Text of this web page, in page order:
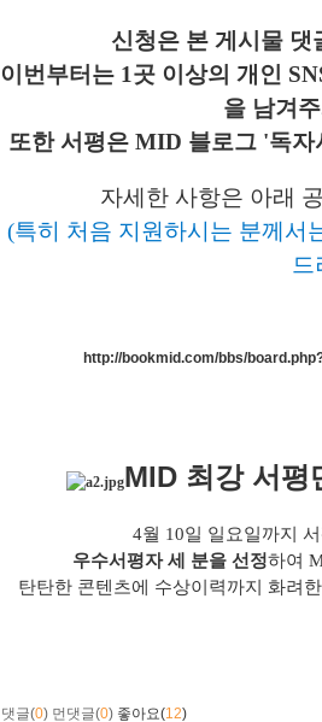
신청은 본 게시물 댓
이번부터는 1곳 이상의 개인
을 남겨
또한 서평은 MID 블로그 '독
자세한 사항은 아래
(특히 처음 지원하시는 분께서
드
http://bookmid.com/bbs/
MID 최강 서평
4월 10일 일요일까지
우수서평자 세 분을 선정하여
탄탄한 콘텐츠에 수상이력까지 화려한
댓글(0) 먼댓글(0) 좋아요(12)